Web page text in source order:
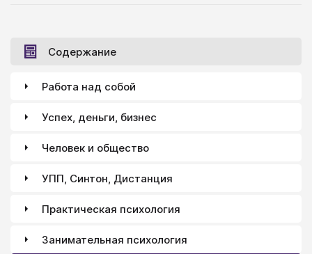
Содержание
Работа над собой
Успех, деньги, бизнес
Человек и общество
УПП, Синтон, Дистанция
Практическая психология
Занимательная психология